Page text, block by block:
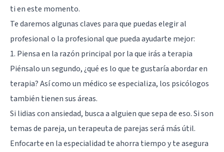
ti en este momento.
Te daremos algunas claves para que puedas elegir al
profesional o la profesional que pueda ayudarte mejor:
1. Piensa en la razón principal por la que irás a terapia
Piénsalo un segundo, ¿qué es lo que te gustaría abordar en
terapia? Así como un médico se especializa, los psicólogos
también tienen sus áreas.
Si lidias con ansiedad, busca a alguien que sepa de eso. Si son
temas de pareja, un terapeuta de parejas será más útil.
Enfocarte en la especialidad te ahorra tiempo y te asegura